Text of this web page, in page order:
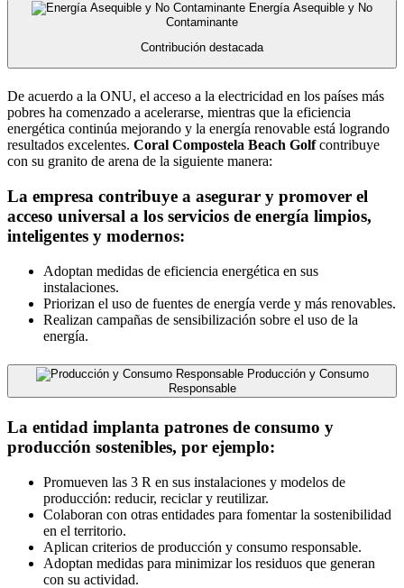
Energía Asequible y No
Contaminante
Contribución destacada
De acuerdo a la ONU, el acceso a la electricidad en los países más
pobres ha comenzado a acelerarse, mientras que la eficiencia
energética continúa mejorando y la energía renovable está logrando
resultados excelentes. Coral Compostela Beach Golfcontribuye
con su granito de arena de la siguiente manera:
La empresa contribuye a asegurar y promover el
acceso universal a los servicios de energía limpios,
inteligentes y modernos:
Adoptan medidas de eficiencia energética en sus
instalaciones.
Priorizan el uso de fuentes de energía verde y más renovables.
Realizan campañas de sensibilización sobre el uso de la
energía.
Producción y Consumo
Responsable
La entidad implanta patrones de consumo y
producción sostenibles, por ejemplo:
Promueven las 3 R en sus instalaciones y modelos de
producción: reducir, reciclar y reutilizar.
Colaboran con otras entidades para fomentar la sostenibilidad
en el territorio.
Aplican criterios de producción y consumo responsable.
Adoptan medidas para minimizar los residuos que generan
con su actividad.